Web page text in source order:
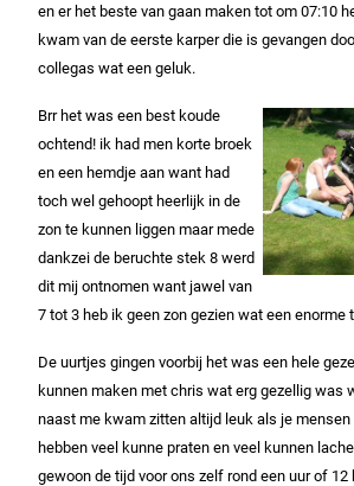
en er het beste van gaan maken tot om 07:10
kwam van de eerste karper die is gevangen
collegas wat een geluk.
Brr het was een best koude
ochtend! ik had men korte broek
en een hemdje aan want had
toch wel gehoopt heerlijk in de
zon te kunnen liggen maar mede
dankzei de beruchte stek 8 werd
dit mij ontnomen want jawel van
7 tot 3 heb ik geen zon gezien wat een enorme
De uurtjes gingen voorbij het was een hele
kunnen maken met chris wat erg gezellig was
naast me kwam zitten altijd leuk als je
hebben veel kunne praten en veel kunnen
gewoon de tijd voor ons zelf rond een uur of 12